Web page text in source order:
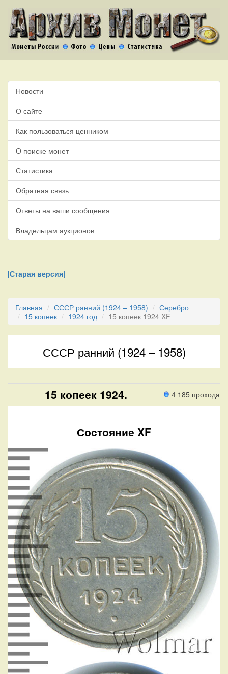
Новости
О сайте
Как пользоваться ценником
О поиске монет
Статистика
Обратная связь
Ответы на ваши сообщения
Владельцам аукционов
[Старая версия]
Главная СССР ранний (1924 – 1958)
Серебро
15 копеек
1924 год 15 копеек 1924 XF
СССР ранний (1924 – 1958)
4 185 прохода
15 копеек 1924.
Состояние XF